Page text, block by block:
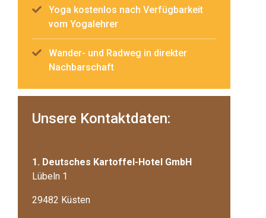
Yoga kostenlos nach Verfügbarkeit
vom Yogalehrer
Wander- und Radweg in direkter
Nachbarschaft
Unsere Kontaktdaten:
1. Deutsches Kartoffel-Hotel GmbH
Lübeln 1
29482 Küsten